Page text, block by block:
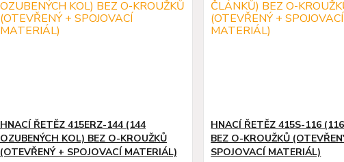
HNACÍ ŘETĚZ 415ERZ-144 (144
OZUBENÝCH KOL) BEZ O-KROUŽKŮ
(OTEVŘENÝ + SPOJOVACÍ MATERIÁL)
HNACÍ ŘETĚZ 415S-116
BEZ O-KROUŽKŮ
SPOJOVACÍ MATERIÁL)